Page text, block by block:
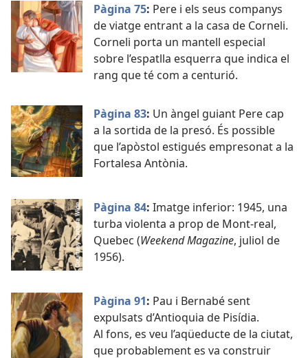
Pàgina 75: Pere i els seus companys
de viatge entrant a la casa de Corneli.
Corneli porta un mantell especial
sobre l’espatlla esquerra que indica el
rang que té com a centurió.
Pàgina 83: Un àngel guiant Pere cap
a la sortida de la presó. És possible
que l’apòstol estigués empresonat a la
Fortalesa Antònia.
Pàgina 84: Imatge inferior: 1945, una
turba violenta a prop de Mont-real,
Quebec (Weekend Magazine, juliol de
1956).
Pàgina 91: Pau i Bernabé sent
expulsats d’Antioquia de Pisídia.
Al fons, es veu l’aqüeducte de la ciutat,
que probablement es va construir